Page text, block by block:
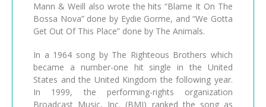
Mann & Weill also wrote the hits “Blame It On The
Bossa Nova” done by Eydie Gorme, and “We Gotta
Get Out Of This Place” done by The Animals.
In a 1964 song by The Righteous Brothers which
became a number-one hit single in the United
States and the United Kingdom the following year.
In 1999, the performing-rights organization
Broadcast Music, Inc. (BMI) ranked the song as